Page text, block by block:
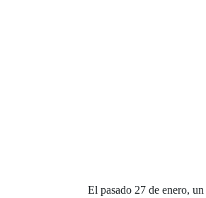
El pasado 27 de enero,